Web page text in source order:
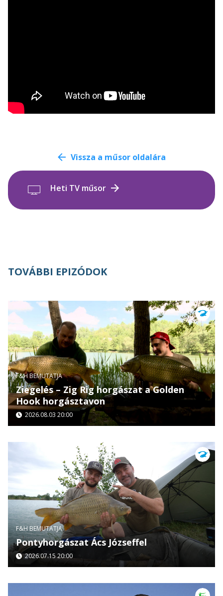
Vissza a műsor oldalára
Heti TV műsor
TOVÁBBI EPIZÓDOK
F&H BEMUTATJA
Ziegelés – Zig Rig horgászat a Golden
Hook horgásztavon
2026.08.03 20:00
F&H BEMUTATJA
Pontyhorgászat Ács Józseffel
2026.07.15 20:00